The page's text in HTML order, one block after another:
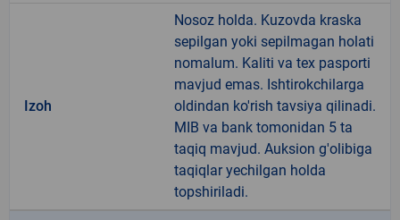
Izoh
Nosoz holda. Kuzovda kraska
sepilgan yoki sepilmagan holati
nomalum. Kaliti va tex pasporti
mavjud emas. Ishtirokchilarga
oldindan ko'rish tavsiya qilinadi.
MIB va bank tomonidan 5 ta
taqiq mavjud. Auksion g'olibiga
taqiqlar yechilgan holda
topshiriladi.